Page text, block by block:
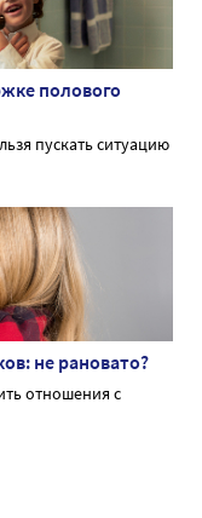
полового
пускать ситуацию
не рановато?
отношения с